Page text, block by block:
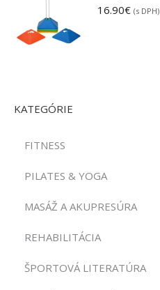
16.90€ (s DPH)
KATEGÓRIE
FITNESS
PILATES & YOGA
MASÁŽ A AKUPRESÚRA
REHABILITÁCIA
ŠPORTOVÁ LITERATÚRA